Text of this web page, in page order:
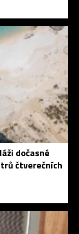
dočasné
čtverečních